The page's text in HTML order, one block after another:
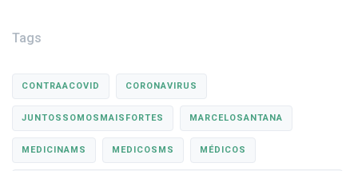
Tags
CONTRAACOVID CORONAVIRUS
JUNTOSSOMOSMAISFORTES MARCELOSANTANA
MEDICINAMS MEDICOSMS MÉDICOS